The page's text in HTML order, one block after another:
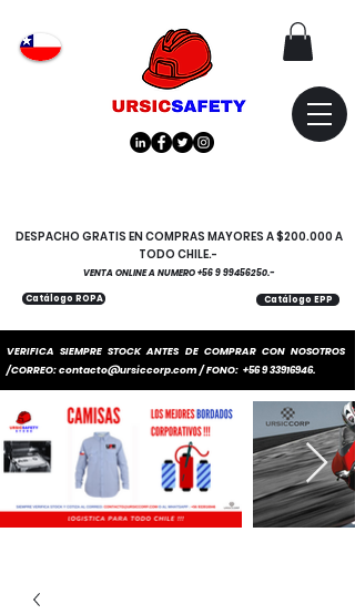
VERIFICA SIEMPRE STOCK ANTES DE COMPRAR CON NOSOTROS
/CORREO:contacto@ursiccorp.com/ FONO: +56 9 33916946.
Catálogo EPP
Catálogo ROPA
DESPACHO GRATIS EN COMPRAS MAYORES A $200.000 A
TODO CHILE.-
VENTA ONLINE A NUMERO+56 9 99456250.-